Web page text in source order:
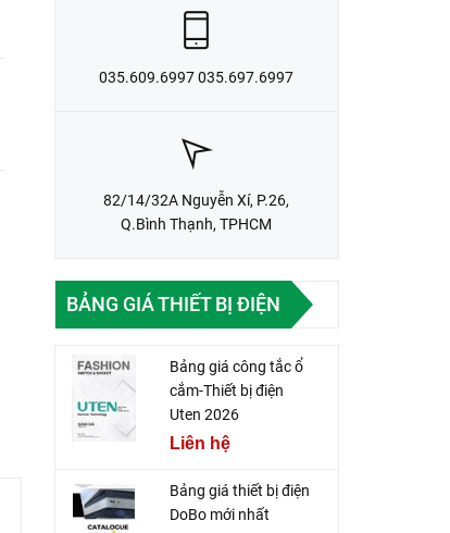
035.609.6997 035.697.6997
82/14/32A Nguyễn Xí, P.26,
Q.Bình Thạnh, TPHCM
BẢNG GIÁ THIẾT BỊ ĐIỆN
Bảng giá công tắc ổ
cắm-Thiết bị điện
Uten 2026
Liên hệ
Bảng giá thiết bị điện
DoBo mới nhất